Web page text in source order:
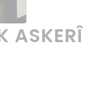
ASKERÎ